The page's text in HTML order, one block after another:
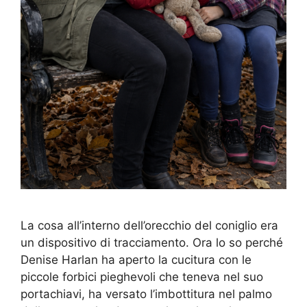
La cosa all’interno dell’orecchio del coniglio era
un dispositivo di tracciamento. Ora lo so perché
Denise Harlan ha aperto la cucitura con le
piccole forbici pieghevoli che teneva nel suo
portachiavi, ha versato l’imbottitura nel palmo